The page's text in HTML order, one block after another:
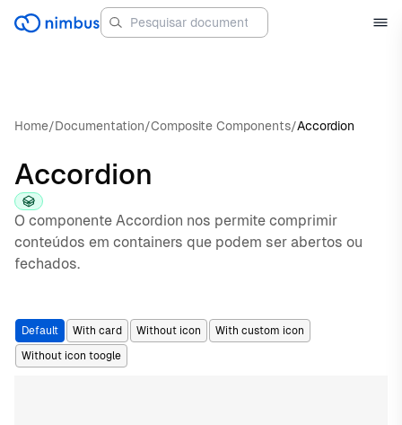
Home/Documentation/Composite Components/Accordion
Accordion
O componente Accordion nos permite comprimir
conteúdos em containers que podem ser abertos ou
fechados.
Default With card Without icon
With custom icon
Without icon toogle